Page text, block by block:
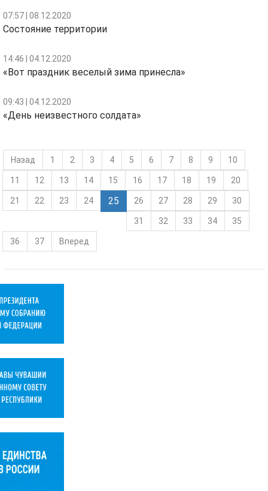
07:57 | 08.12.2020
Состояние территории
14:46 | 04.12.2020
«Вот праздник веселый зима принесла»
09:43 | 04.12.2020
«День неизвестного солдата»
Назад 1 2 3 4 5 6 7 8 9 10
11 12 13 14 15 16 17 18 19 20
21 22 23 24 25 26 27 28 29 30
31 32 33 34 35
36 37 Вперед